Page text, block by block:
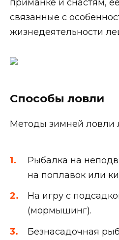
приманке и снастям,
связанные с
жизнедеятельности
Способы ловли
Методы зимней
Рыбалка на
на поплавок или
На игру с
(мормышинг).
Безнасадочная